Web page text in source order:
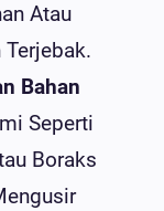
Atau
Bahan
Seperti
Boraks